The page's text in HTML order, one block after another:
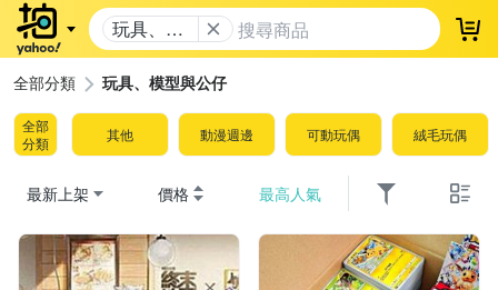
玩具、模
型與公仔
登
全部分類 玩具、模型與公仔
全部
分類
其他 動漫週邊 可動玩偶 絨毛玩偶
最新上架 價格 最高人氣